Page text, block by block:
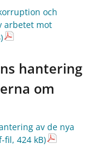
och
arbetet mot
hantering
om
av de nya
fil, 424 kB)